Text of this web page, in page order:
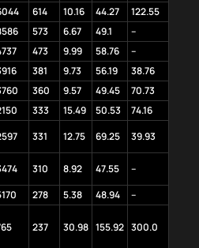
614 10.16 44.27
122.55
573 6.67 49.1
–
473 9.99 58.76
–
381 9.73 56.19
38.76
360 9.57 49.45
70.73
333 15.49 50.53
74.16
331 12.75 69.25 39.93
310 8.92 47.55
–
278 5.38 48.94 –
237 30.98 155.92 300.0